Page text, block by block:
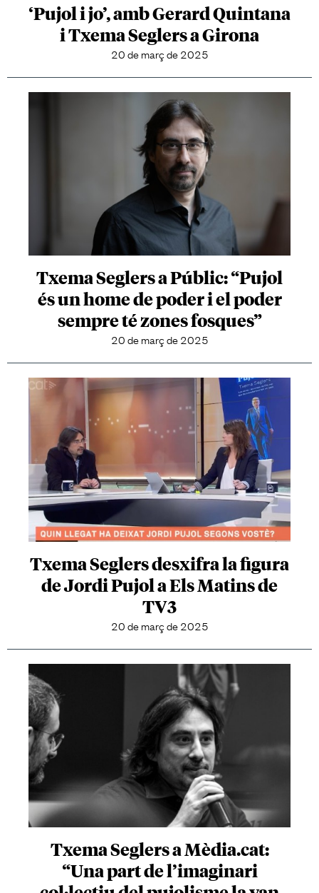
‘Pujol i jo’, amb Gerard Quintana
i Txema Seglers a Girona
20 de març de 2025
Txema Seglers a Públic: “Pujol
és un home de poder i el poder
sempre té zones fosques”
20 de març de 2025
Txema Seglers desxifra la figura
de Jordi Pujol a Els Matins de
TV3
20 de març de 2025
Txema Seglers a Mèdia.cat:
“Una part de l’imaginari